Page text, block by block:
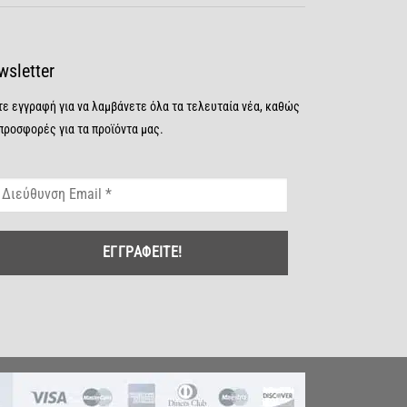
εγγραφή για να λαμβάνετε όλα τα τελευταία νέα, καθώς
για τα προϊόντα μας.